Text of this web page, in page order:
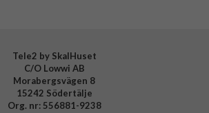
Tele2 by SkalHuset
C/O Lowwi AB
Morabergsvägen 8
15242 Södertälje
Org. nr: 556881-9238